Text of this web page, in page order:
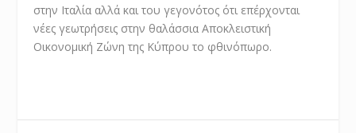
στην Ιταλία αλλά και του γεγονότος ότι επέρχονται
νέες γεωτρήσεις στην θαλάσσια Αποκλειστική
Οικονομική Ζώνη της Κύπρου το φθινόπωρο.